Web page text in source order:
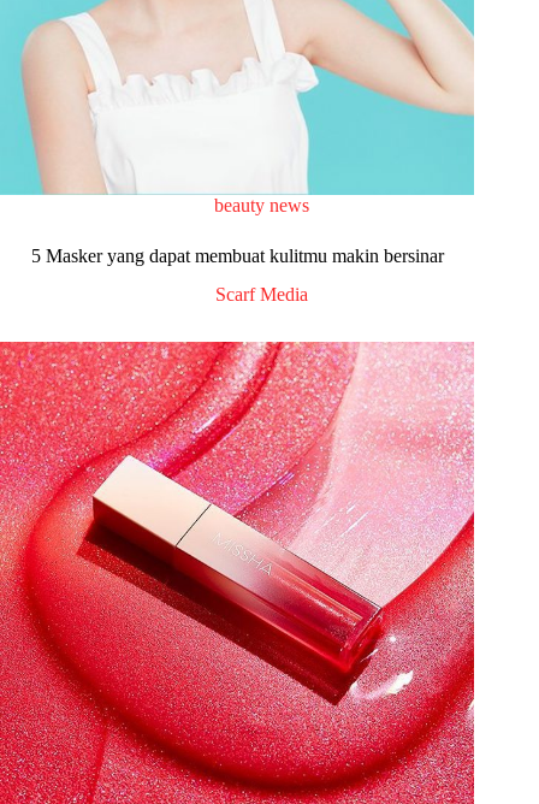
beauty news
5 Masker yang dapat membuat kulitmu makin bersinar
Scarf Media